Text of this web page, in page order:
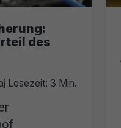
des
Lesezeit: 3 Min.